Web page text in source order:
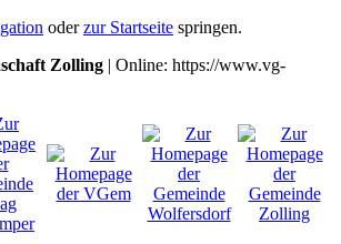
oderzur Startseite springen.
Zolling | Online: https://www.vg-